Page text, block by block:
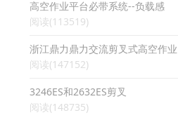
高空作业平台必带系统--负载感
阅读(113519)
浙江鼎力鼎力交流剪叉式高空作业
阅读(147152)
3246ES和2632ES剪叉
阅读(148735)